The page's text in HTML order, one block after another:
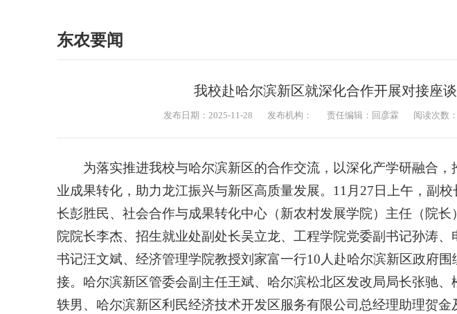
东农要闻
我校赴哈尔滨新区就深化合作开展对接座谈
发布日期：2025-11-28 发布机构： 责任编辑：回彦霖 阅读次数：
为落实推进我校与哈尔滨新区的合作交流，以深化产学研融合，
业成果转化，助力龙江振兴与新区高质量发展。11月27日上午，副
长彭胜民、社会合作与成果转化中心（新农村发展学院）主任（院长
院院长李杰、招生就业处副处长吴立龙、工程学院党委副书记孙涛、
书记汪文斌、经济管理学院教授刘家富一行10人赴哈尔滨新区政府
接。哈尔滨新区管委会副主任王斌、哈尔滨松北区发改局局长张驰
轶男、哈尔滨新区利民经济技术开发区服务有限公司总经理助理贺金